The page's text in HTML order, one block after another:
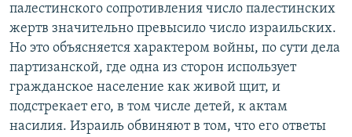
палестинского сопротивления число палестинских
жертв значительно превысило число израильских.
Но это объясняется характером войны, по сути дела
партизанской, где одна из сторон использует
гражданское население как живой щит, и
подстрекает его, в том числе детей, к актам
насилия. Израиль обвиняют в том, что его ответы